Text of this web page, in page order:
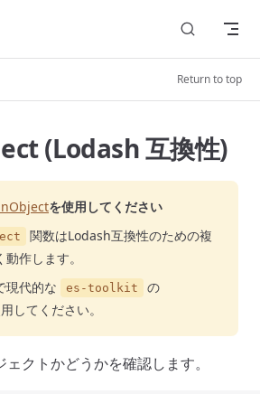
Return to top
(Lodash 互換性)
を使用してください
関数はLodash互換性のための複
作します。
現代的な
es-toolkit
の
してください。
クトかどうかを確認します。